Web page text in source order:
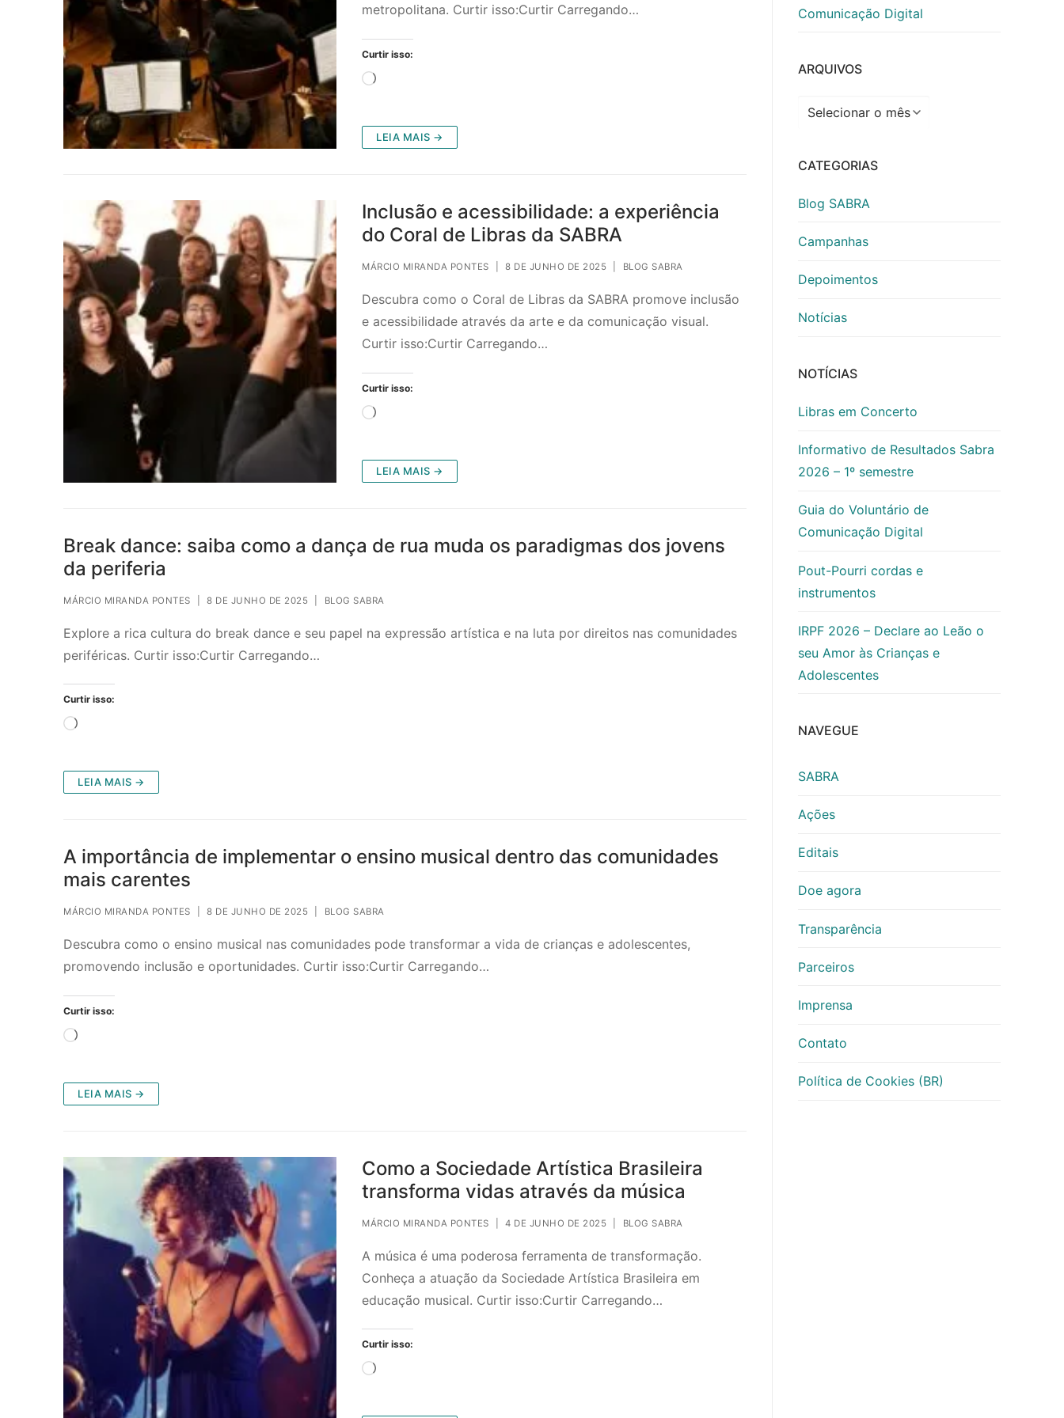
metropolitana. Curtir isso:Curtir Carregando…
Curtir isso:
Carregando...
LEIA MAIS →
Inclusão e acessibilidade: a experiência
do Coral de Libras da SABRA
MÁRCIO MIRANDA PONTES 8 DE JUNHO DE 2025 BLOG SABRA
Descubra como o Coral de Libras da SABRA promove inclusão
e acessibilidade através da arte e da comunicação visual.
Curtir isso:Curtir Carregando…
Curtir isso:
Carregando...
LEIA MAIS →
Break dance: saiba como a dança de rua muda os paradigmas dos jovens
da periferia
MÁRCIO MIRANDA PONTES 8 DE JUNHO DE 2025 BLOG SABRA
Explore a rica cultura do break dance e seu papel na expressão artística e na luta por direitos nas comunidades
periféricas. Curtir isso:Curtir Carregando…
Curtir isso:
Carregando...
LEIA MAIS →
A importância de implementar o ensino musical dentro das comunidades
mais carentes
MÁRCIO MIRANDA PONTES 8 DE JUNHO DE 2025 BLOG SABRA
Descubra como o ensino musical nas comunidades pode transformar a vida de crianças e adolescentes,
promovendo inclusão e oportunidades. Curtir isso:Curtir Carregando…
Curtir isso:
Carregando...
LEIA MAIS →
Como a Sociedade Artística Brasileira
transforma vidas através da música
MÁRCIO MIRANDA PONTES 4 DE JUNHO DE 2025 BLOG SABRA
A música é uma poderosa ferramenta de transformação.
Conheça a atuação da Sociedade Artística Brasileira em
educação musical. Curtir isso:Curtir Carregando…
Curtir isso:
Carregando...
Comunicação Digital
ARQUIVOS
Arquivos
CATEGORIAS
Blog SABRA
Campanhas
Depoimentos
Notícias
NOTÍCIAS
Libras em Concerto
Informativo de Resultados Sabra
2026 – 1º semestre
Guia do Voluntário de
Comunicação Digital
Pout-Pourri cordas e
instrumentos
IRPF 2026 – Declare ao Leão o
seu Amor às Crianças e
Adolescentes
NAVEGUE
SABRA
Ações
Editais
Doe agora
Transparência
Parceiros
Imprensa
Contato
Política de Cookies (BR)